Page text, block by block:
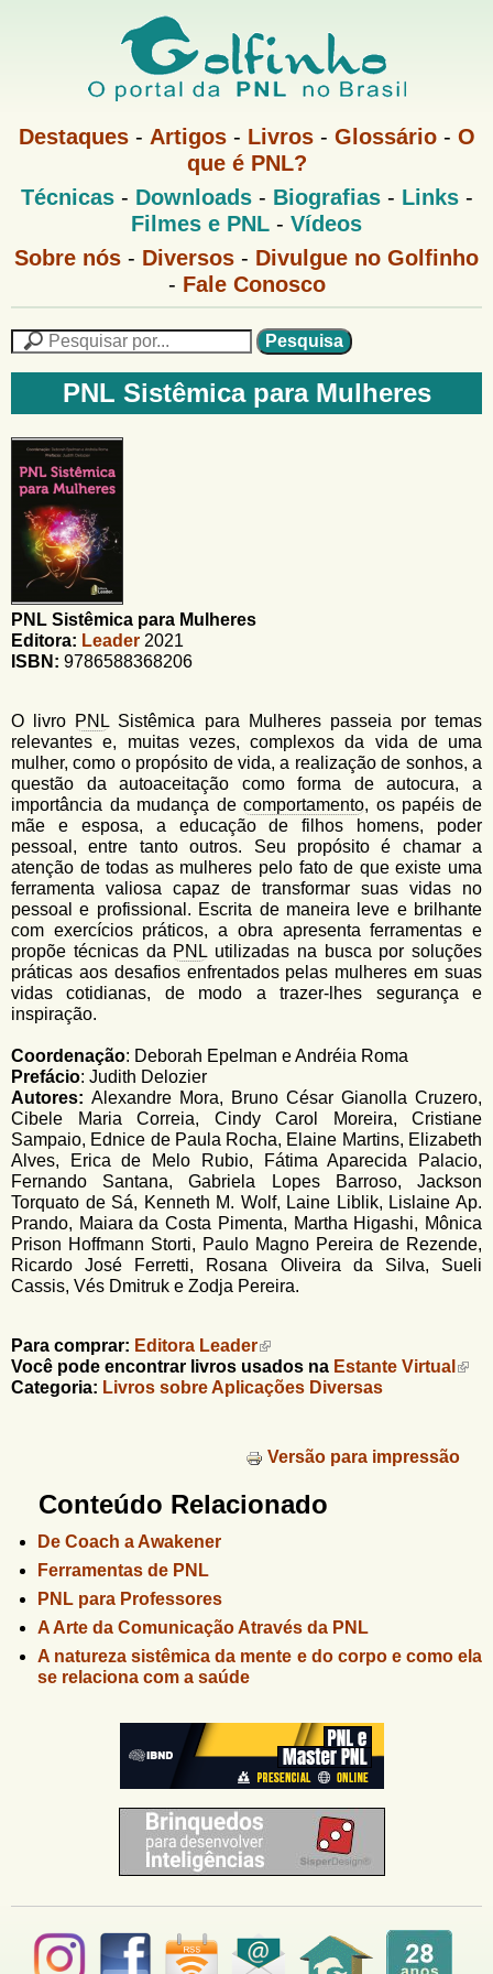
Pular
para
o
principal
G
f
i
n
h
o
M
u
Destaques- Artigos- Livros- Glossário- O
que é PNL?
M
e
P
Técnicas- Downloads- Biografias- Links-
Filmes e PNL - Vídeos
G
n
e
n
u
Sobre nós - Diversos - Divulgue no Golfinho
- Fale Conosco
F
r
m
u
r
i
o
e
b
u
s
c
a
e
i
s
a
f
i
n
h
PNL Sistêmica para Mulheres
PNL Sistêmica para Mulheres
Editora: Leader 2021
ISBN: 9786588368206
O livro PNL Sistêmica para Mulheres passeia por temas
relevantes e, muitas vezes, complexos da vida de uma
mulher, como o propósito de vida, a realização de sonhos, a
questão da autoaceitação como forma de autocura, a
importância da mudança decomportamento, os papéis de
mãe e esposa, a educação de filhos homens, poder
pessoal, entre tanto outros. Seu propósito é chamar a
atenção de todas as mulheres pelo fato de que existe uma
ferramenta valiosa capaz de transformar suas vidas no
pessoal e profissional. Escrita de maneira leve e brilhante
com exercícios práticos, a obra apresenta ferramentas e
propõe técnicas da PNL utilizadas na busca por soluções
práticas aos desafios enfrentados pelas mulheres em suas
vidas cotidianas, de modo a trazer-lhes segurança e
inspiração.
Coordenação: Deborah Epelman e Andréia Roma
Prefácio: Judith Delozier
Autores: Alexandre Mora, Bruno César Gianolla Cruzero,
Cibele Maria Correia, Cindy Carol Moreira, Cristiane
Sampaio, Ednice de Paula Rocha, Elaine Martins, Elizabeth
Alves, Erica de Melo Rubio, Fátima Aparecida Palacio,
Fernando Santana, Gabriela Lopes Barroso, Jackson
Torquato de Sá, Kenneth M. Wolf, Laine Liblik, Lislaine Ap.
Prando, Maiara da Costa Pimenta, Martha Higashi, Mônica
Prison Hoffmann Storti, Paulo Magno Pereira de Rezende,
Ricardo José Ferretti, Rosana Oliveira da Silva, Sueli
Cassis, Vés Dmitruk e Zodja Pereira.
Para comprar: Editora Leader
Você pode encontrar livros usados na Estante Virtual
Categoria: Livros sobre Aplicações Diversas
Versão para impressão
Conteúdo Relacionado
De Coach a Awakener
Ferramentas de PNL
PNL para Professores
A Arte da Comunicação Através da PNL
A natureza sistêmica da mente e do corpo e como ela
se relaciona com a saúde